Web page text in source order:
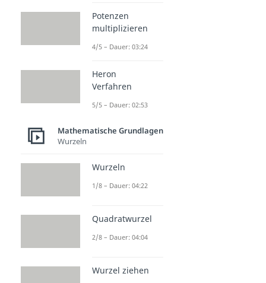
Potenzen
multiplizieren
4/5 – Dauer: 03:24
Heron
Verfahren
5/5 – Dauer: 02:53
Mathematische Grundlagen
Wurzeln
Wurzeln
1/8 – Dauer: 04:22
Quadratwurzel
2/8 – Dauer: 04:04
Wurzel ziehen